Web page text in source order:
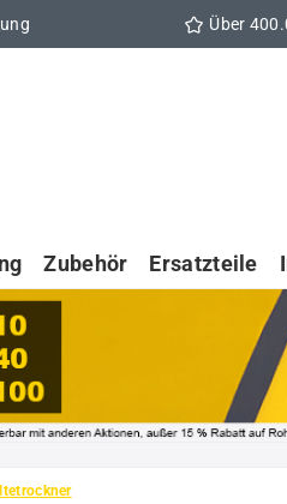
Über
Zubehör Ersatzteile